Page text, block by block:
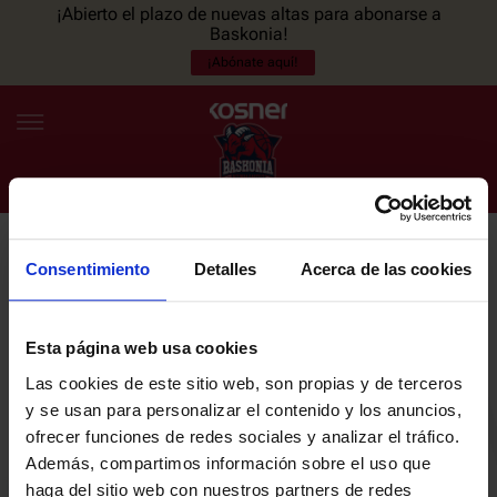
Consentimiento Detalles Acerca de las cookies
Esta página web usa cookies
Las cookies de este sitio web, son propias y de terceros
y se usan para personalizar el contenido y los anuncios,
ofrecer funciones de redes sociales y analizar el tráfico.
Además, compartimos información sobre el uso que
haga del sitio web con nuestros partners de redes
¡Abierto el plazo de nuevas altas para abonarse a
Baskonia!
¡Abónate aquí!
ES EU
NOTICIAS
PLANTILLA
ENTRADAS
NEWSLETTER
últimas noticias y promociones del club.
Email
He leído y acepto laPolítica de privacidaddel SASKI BASKONIA